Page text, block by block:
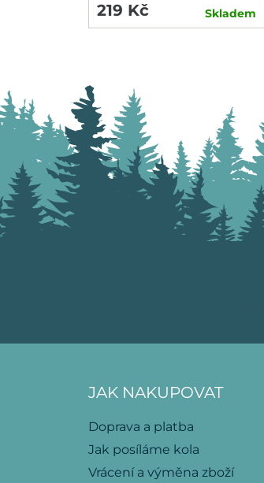
219 Kč Skladem
JAK NAKUPOVAT
Doprava a platba
Jak posíláme kola
Vrácení a výměna zboží